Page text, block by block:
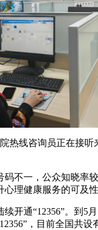
热线咨询员正在接听
不一，公众知晓率
理健康服务的可及性
开通“12356”。到5
，目前全国共设